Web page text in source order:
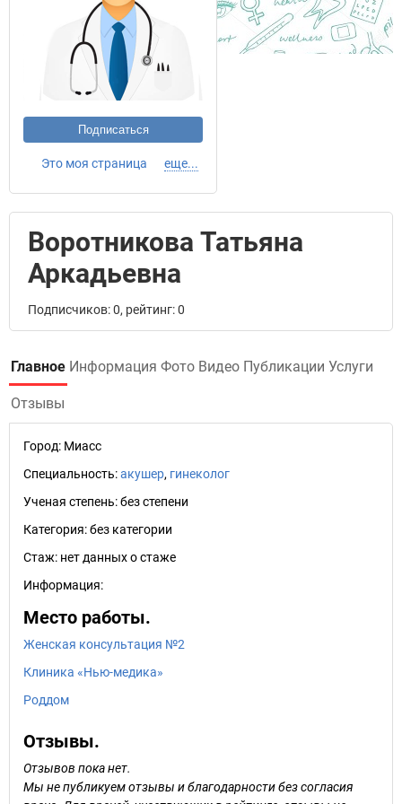
Подписаться
Это моя страница еще...
Воротникова Татьяна
Аркадьевна
Подписчиков: 0, рейтинг: 0
Главное Информация Фото Видео Публикации Услуги
Отзывы
Город: Миасс
Специальность:акушер, гинеколог
Ученая степень:без степени
Категория:без категории
Стаж: нет данных о стаже
Информация:
Место работы.
Женская консультация №2
Клиника «Нью-медика»
Роддом
Отзывы.
Отзывов пока нет.
Мы не публикуем отзывы и благодарности без согласия